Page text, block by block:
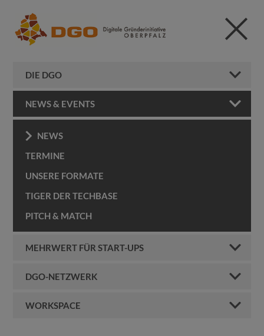
DIE DGO
NEWS & EVENTS
NEWS
TERMINE
UNSERE FORMATE
TIGER DER TECHBASE
PITCH & MATCH
MEHRWERT FÜR START-UPS
DGO-NETZWERK
WORKSPACE